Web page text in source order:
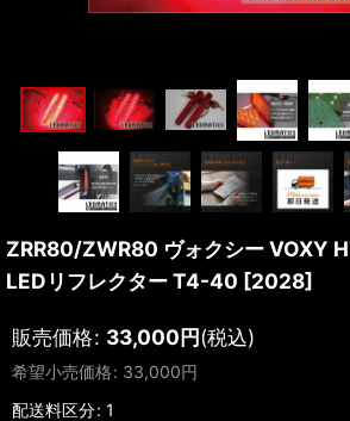
ZRR80/ZWR80 ヴォクシー VOXY
LEDリフレクター T4-40 [2028]
販売価格: 33,000円(税込)
希望小売価格: 33,000円
配送料区分: 1